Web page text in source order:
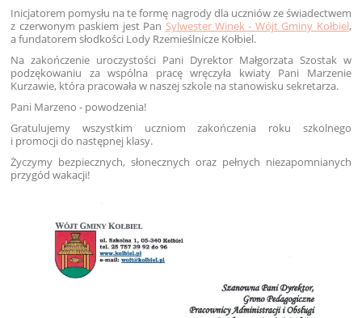
Inicjatorem pomysłu na te formę nagrody dla uczniów ze świadectwem
z czerwonym paskiem jest Pan Sylwester Winek - Wójt Gminy Kołbiel,
a fundatorem słodkości Lody Rzemieślnicze Kołbiel.
Na zakończenie uroczystości Pani Dyrektor Małgorzata Szostak w
podzękowaniu za wspólna pracę wręczyła kwiaty Pani Marzenie
Kurzawie, która pracowała w naszej szkole na stanowisku sekretarza.
Pani Marzeno - powodzenia!
Gratulujemy wszystkim uczniom zakończenia roku szkolnego
i promocji do następnej klasy.
Życzymy bezpiecznych, słonecznych oraz pełnych niezapomnianych
przygód wakacji!